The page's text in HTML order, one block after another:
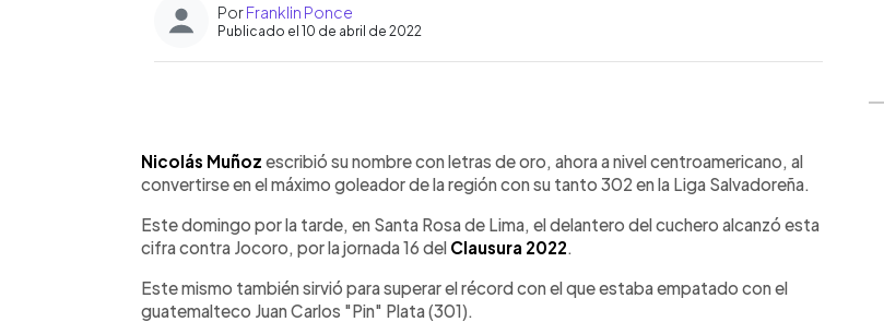
PorFranklin Ponce
Publicado el 10 de abril de 2022
► Escuchar artículo
Nicolás Muñoz escribió su nombre con letras de oro, ahora a nivel centroamericano, al
convertirse en el máximo goleador de la región con su tanto 302 en la Liga Salvadoreña.
Este domingo por la tarde, en Santa Rosa de Lima, el delantero del cuchero alcanzó esta
cifra contra Jocoro, por la jornada 16 del Clausura 2022.
Este mismo también sirvió para superar el récord con el que estaba empatado con el
guatemalteco Juan Carlos "Pin" Plata (301).